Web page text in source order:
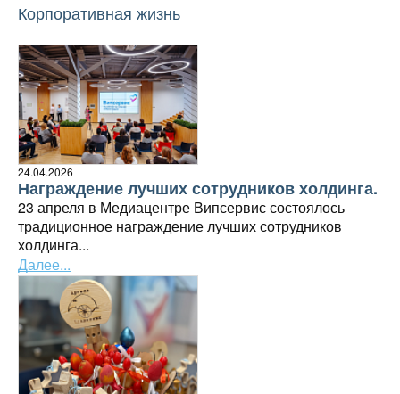
Корпоративная жизнь
Награждение лучших сотрудников холдинга.
23 апреля в Медиацентре Випсервис состоялось
традиционное награждение лучших сотрудников
холдинга...
24.04.2026
Далее...